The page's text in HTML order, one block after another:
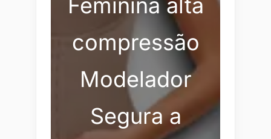
Feminina alta
compressão
Modelador
Segura a